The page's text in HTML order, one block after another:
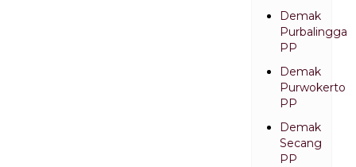
Demak
Purbalingga
PP
Demak
Purwokerto
PP
Demak
Secang
PP